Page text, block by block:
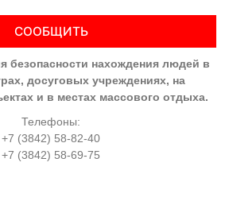
СООБЩИТЬ
безопасности нахождения людей в
досуговых учреждениях, на
и в местах массового отдыха.
Телефоны:
+7 (3842) 58-82-40
+7 (3842) 58-69-75